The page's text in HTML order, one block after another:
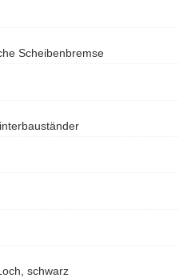
Scheibenbremse
schwarz